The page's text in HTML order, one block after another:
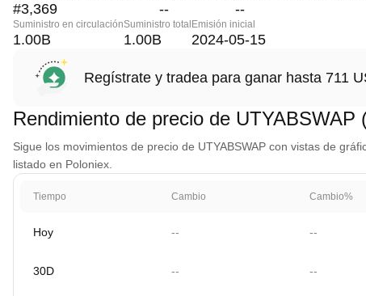
#3,369 -- --
Suministro en circulación
1.00B
Suministro total
1.00B
Emisión inicial
2024-05-15
Regístrate y tradea para ganar hasta 711
Rendimiento de precio de UTYABSWAP
Sigue los movimientos de precio de UTYABSWAP con vistas de
listado en Poloniex.
Tiempo Cambio Cambio%
Hoy -- --
30D -- --